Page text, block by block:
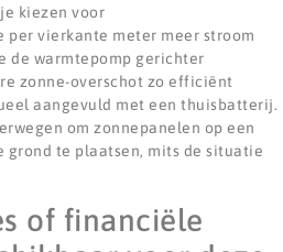
kiezen voor
per vierkante meter meer stroom
de warmtepomp gerichter
zonne-overschot zo efficiënt
aangevuld met een thuisbatterij.
om zonnepanelen op een
grond te plaatsen, mits de situatie
of financiële